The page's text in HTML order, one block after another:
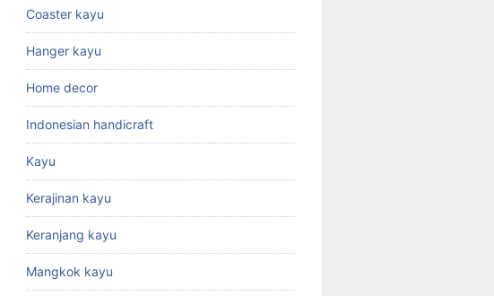
Coaster kayu
Hanger kayu
Home decor
Indonesian handicraft
Kayu
Kerajinan kayu
Keranjang kayu
Mangkok kayu